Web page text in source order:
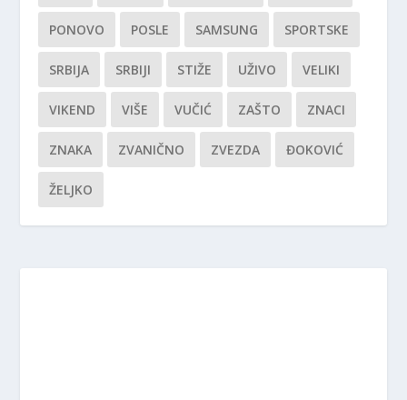
PONOVO POSLE SAMSUNG SPORTSKE
SRBIJA SRBIJI STIŽE UŽIVO VELIKI
VIKEND VIŠE VUČIĆ ZAŠTO ZNACI
ZNAKA ZVANIČNO ZVEZDA ĐOKOVIĆ
ŽELJKO